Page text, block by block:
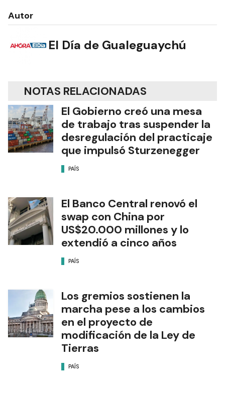
Autor
El Día de Gualeguaychú
NOTAS RELACIONADAS
El Gobierno creó una mesa
de trabajo tras suspender la
desregulación del practicaje
que impulsó Sturzenegger
PAÍS
El Banco Central renovó el
swap con China por
US$20.000 millones y lo
extendió a cinco años
PAÍS
Los gremios sostienen la
marcha pese a los cambios
en el proyecto de
modificación de la Ley de
Tierras
PAÍS